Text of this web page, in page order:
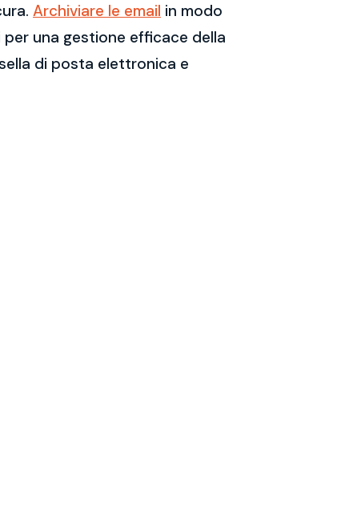
Archiviare le email in modo
una gestione efficace della
di posta elettronica e